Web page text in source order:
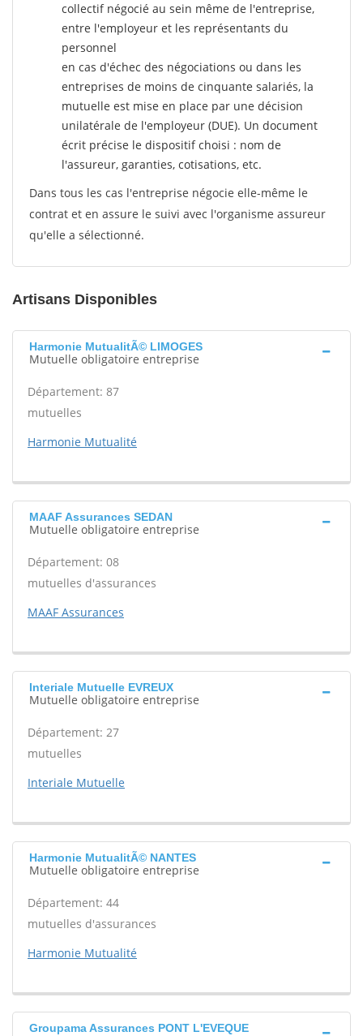
collectif négocié au sein même de l'entreprise,
entre l'employeur et les représentants du
personnel
en cas d'échec des négociations ou dans les
entreprises de moins de cinquante salariés, la
mutuelle est mise en place par une décision
unilatérale de l'employeur (DUE). Un document
écrit précise le dispositif choisi : nom de
l'assureur, garanties, cotisations, etc.
Dans tous les cas l'entreprise négocie elle-même le
contrat et en assure le suivi avec l'organisme assureur
qu'elle a sélectionné.
Artisans Disponibles
Harmonie MutualitÃ© LIMOGES
Mutuelle obligatoire entreprise
Département: 87
mutuelles
Harmonie Mutualité
MAAF Assurances SEDAN
Mutuelle obligatoire entreprise
Département: 08
mutuelles d'assurances
MAAF Assurances
Interiale Mutuelle EVREUX
Mutuelle obligatoire entreprise
Département: 27
mutuelles
Interiale Mutuelle
Harmonie MutualitÃ© NANTES
Mutuelle obligatoire entreprise
Département: 44
mutuelles d'assurances
Harmonie Mutualité
Groupama Assurances PONT L'EVEQUE